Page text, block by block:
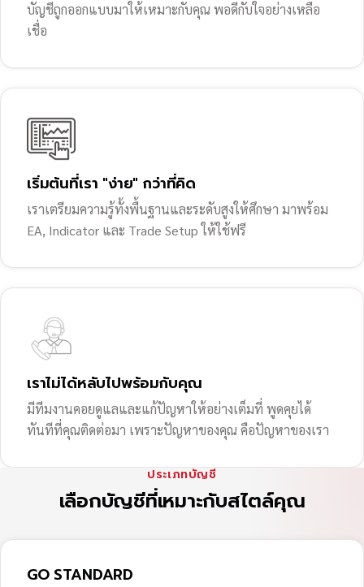
บัญชีถูกออกแบบมาให้เหมาะกับคุณ พอดีกับใจอย่างเหลือ
เชื่อ
เริ่มต้นที่เรา "ง่าย" กว่าที่คิด
เราเตรียมความรู้ทั้งพื้นฐานและระดับสูงให้ศึกษา มาพร้อม
EA, Indicator และ Trade Setup ให้ใช้ฟรี
เราไม่ได้หลับไปพร้อมกับคุณ
มีทีมงานคอยดูแลและแก้ปัญหาให้อย่างเต็มที่ พูดคุยได้
ทันทีที่คุณติดต่อมา เพราะปัญหาของคุณ คือปัญหาของเรา
ประเภทบัญชี
เลือกบัญชีที่เหมาะกับสไตล์คุณ
GO STANDARD